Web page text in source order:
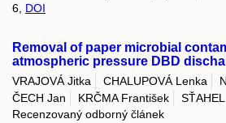
6, DOI
Removal of paper microbial
atmospheric pressure DBD
VRAJOVÁ Jitka CHALUPOVÁ Lenka
ČECH Jan
KRČMA František
Recenzovaný odborný článek